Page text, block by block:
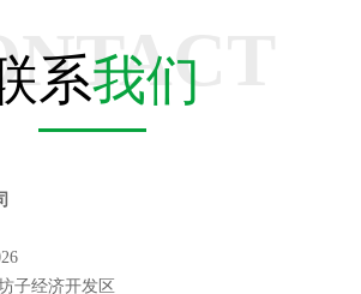
系我们
子经济开发区